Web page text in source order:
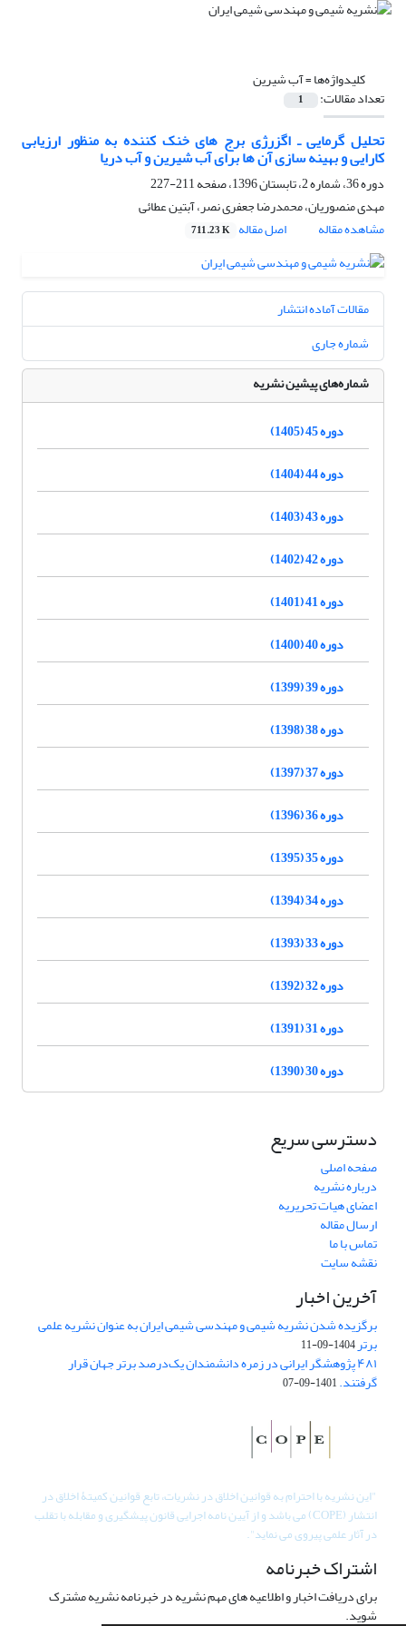
کلیدواژه‌ها =آب شیرین
تعداد مقالات: 1
تحلیل گرمایی ـ اگزرژی برج های خنک کننده به منظور ارزیابی
کارایی و بهینه سازی آن ها برای آب شیرین و آب دریا
دوره 36، شماره 2، تابستان 1396، صفحه
211-227
مهدی منصوریان، محمدرضا جعفری نصر، آبتین عطائی
مشاهده مقاله
اصل مقاله 711.23 K
مقالات آماده انتشار
شماره جاری
شماره‌های پیشین نشریه
دوره 45 (1405)
دوره 44 (1404)
دوره 43 (1403)
دوره 42 (1402)
دوره 41 (1401)
دوره 40 (1400)
دوره 39 (1399)
دوره 38 (1398)
دوره 37 (1397)
دوره 36 (1396)
دوره 35 (1395)
دوره 34 (1394)
دوره 33 (1393)
دوره 32 (1392)
دوره 31 (1391)
دوره 30 (1390)
دسترسی سریع
صفحه اصلی
درباره نشریه
اعضای هیات تحریریه
ارسال مقاله
تماس با ما
نقشه سایت
آخرین اخبار
برگزیده شدن نشریه شیمی و مهندسی شیمی ایران به عنوان نشریه علمی
برتر1404-09-11
۴۸۱ پژوهشگر ایرانی در زمره دانشمندان یک‌درصد برتر جهان قرار
گرفتند.1401-09-07
"این نشریه با احترام به قوانین اخلاق در نشریات، تابع قوانین کمیتۀ اخلاق در
انتشار (COPE) می باشد و از آیین نامه اجرایی قانون پیشگیری و مقابله با تقلب
در آثار علمی پیروی می نماید".
اشتراک خبرنامه
برای دریافت اخبار و اطلاعیه های مهم نشریه در خبرنامه نشریه مشترک
شوید.